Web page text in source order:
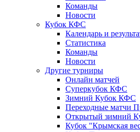
Команды
Новости
Кубок КФС
Календарь и
Статистика
Команды
Новости
Другие турниры
Онлайн матчей
Суперкубок КФС
Зимний Кубок КФС
Переходные матчи
Открытый зимний
Кубок "Крымская